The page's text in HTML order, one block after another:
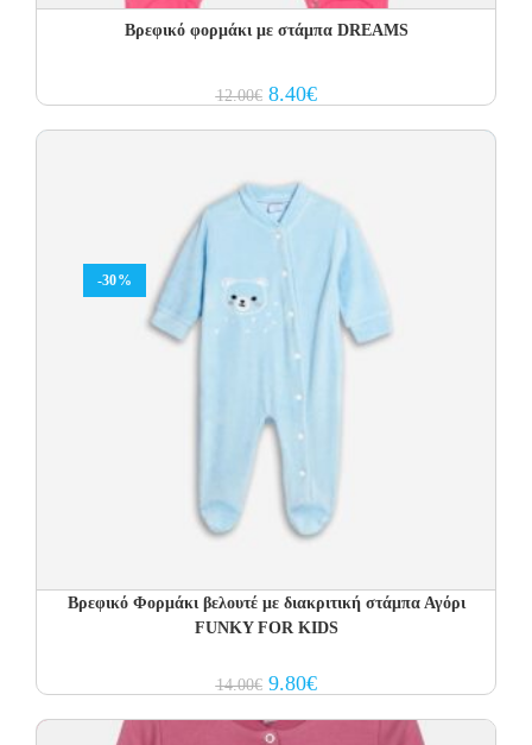
Βρεφικό φορμάκι με στάμπα DREAMS
12.00€ Original
price
8.40€Current
price
-30%
Βρεφικό Φορμάκι βελουτέ με διακριτική στάμπα Αγόρι
FUNKY FOR KIDS
14.00€ Original
price
14.00€.
9.80€Current
price